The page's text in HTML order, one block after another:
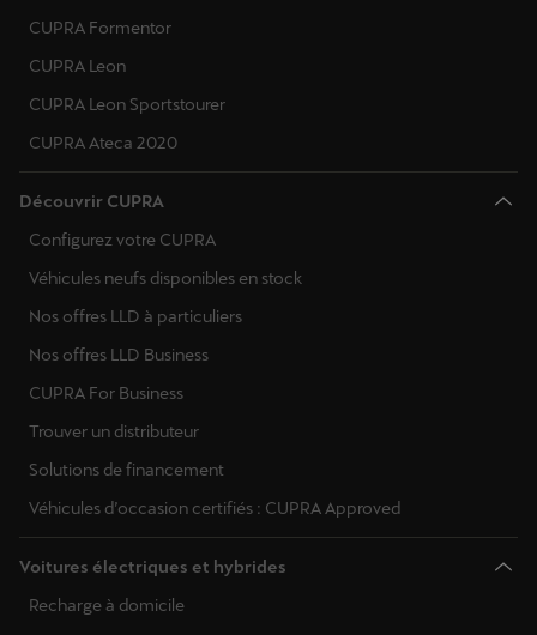
CUPRA Formentor
CUPRA Leon
CUPRA Leon Sportstourer
CUPRA Ateca 2020
Découvrir CUPRA
Configurez votre CUPRA
Véhicules neufs disponibles en stock
Nos offres LLD à particuliers
Nos offres LLD Business
CUPRA For Business
Trouver un distributeur
Solutions de financement
Véhicules d’occasion certifiés : CUPRA Approved
Voitures électriques et hybrides
Recharge à domicile